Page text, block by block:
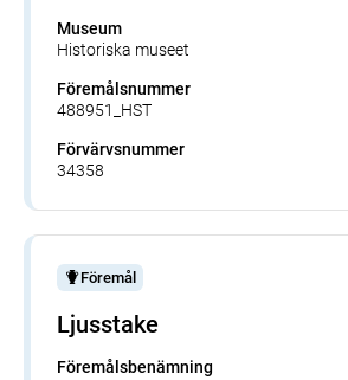
Museum
Historiska museet
Föremålsnummer
488951_HST
Förvärvsnummer
34358
Föremål
Ljusstake
Föremålsbenämning